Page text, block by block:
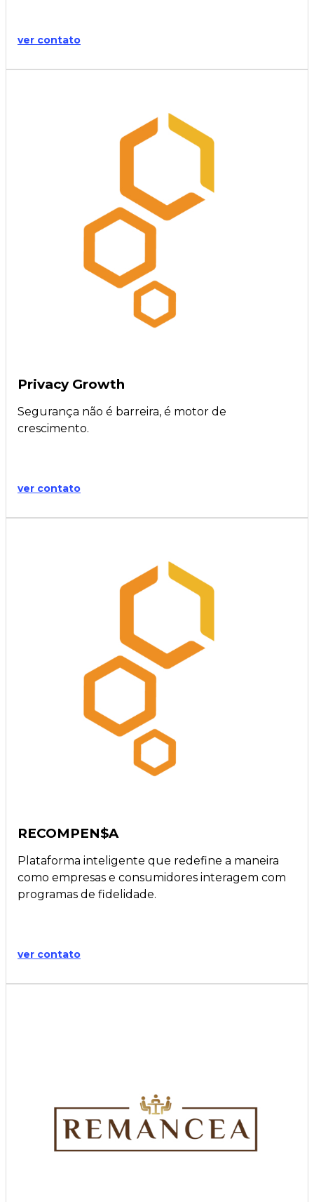
ver contato
Privacy Growth
Segurança não é barreira, é motor de
crescimento.
ver contato
RECOMPEN$A
Plataforma inteligente que redefine a maneira
como empresas e consumidores interagem com
programas de fidelidade.
ver contato